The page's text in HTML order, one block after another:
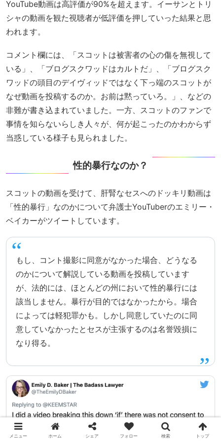
YouTube動画は高評価が90%を超えます。イーサンとトリ
シャの動画を観た視聴者が低評価を押していった結果と思
われます。
コメント欄には、「スコットは被害者の心の傷を無視して
いる」、「ブログスクワッドはカルトだ」、「ブログスク
ワッドの頭目のデイヴィッドではなく下っ端のスコットが
なぜ動画を投稿するのか。お前は黙っていろ。」、などの
非難が書き込まれていました。一方、スコットのファンで
事情を知らないらしき人々が、何が起こったのかわからず
当惑している様子も見られました。
性的暴行なのか？
スコットの動画を受けて、肝腎なセスへのドッキリ動画は
「性的暴行」なのかについて弁護士YouTuberのエミリー・
ベイカーがツイートしています。
もし、コント撮影に同意がなかった場合、どうなる
のかについて解説している動画を投稿しています
が、法的には、ほとんどの州において性的暴行には
該当しません。暴行が目的ではなかったから。場合
によっては軽犯罪かも。しかし同意していたのに同
意していなかったとセスが主張するのは名誉毀損に
なり得る。
メニュー ホーム シェア フォロー 検索 トップ